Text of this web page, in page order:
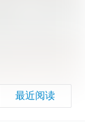
最近阅读